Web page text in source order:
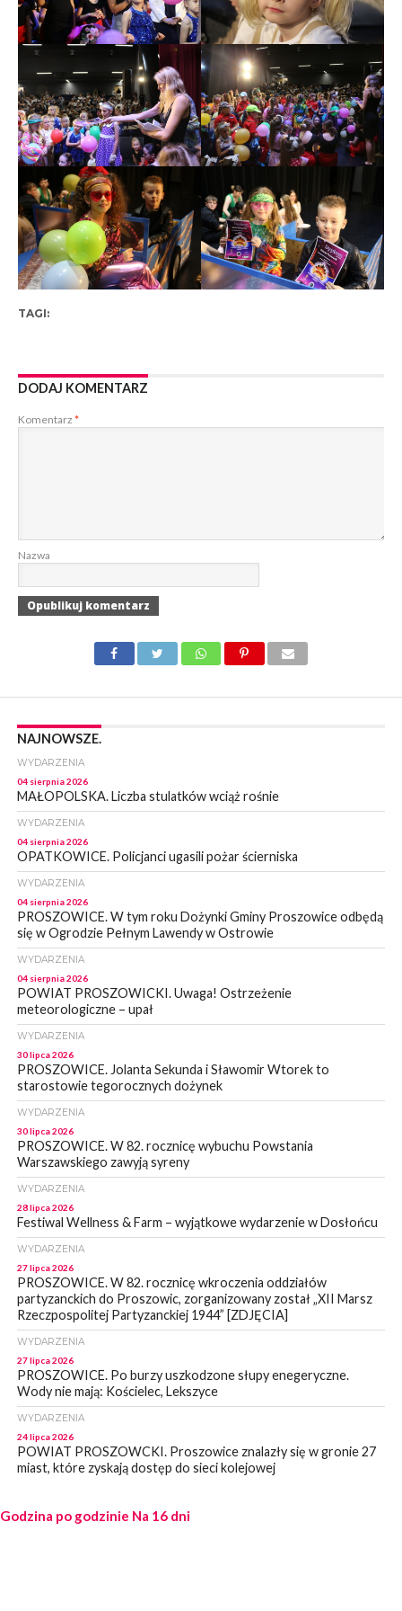
TAGI:
DODAJ KOMENTARZ
Komentarz *
Nazwa
NAJNOWSZE.
WYDARZENIA
04 sierpnia 2026
MAŁOPOLSKA. Liczba stulatków wciąż rośnie
WYDARZENIA
04 sierpnia 2026
OPATKOWICE. Policjanci ugasili pożar ścierniska
WYDARZENIA
04 sierpnia 2026
PROSZOWICE. W tym roku Dożynki Gminy Proszowice odbędą
się w Ogrodzie Pełnym Lawendy w Ostrowie
WYDARZENIA
04 sierpnia 2026
POWIAT PROSZOWICKI. Uwaga! Ostrzeżenie
meteorologiczne – upał
WYDARZENIA
30 lipca 2026
PROSZOWICE. Jolanta Sekunda i Sławomir Wtorek to
starostowie tegorocznych dożynek
WYDARZENIA
30 lipca 2026
PROSZOWICE. W 82. rocznicę wybuchu Powstania
Warszawskiego zawyją syreny
WYDARZENIA
28 lipca 2026
Festiwal Wellness & Farm – wyjątkowe wydarzenie w Dosłońcu
WYDARZENIA
27 lipca 2026
PROSZOWICE. W 82. rocznicę wkroczenia oddziałów
partyzanckich do Proszowic, zorganizowany został „XII Marsz
Rzeczpospolitej Partyzanckiej 1944” [ZDJĘCIA]
WYDARZENIA
27 lipca 2026
PROSZOWICE. Po burzy uszkodzone słupy enegeryczne.
Wody nie mają: Kościelec, Lekszyce
WYDARZENIA
24 lipca 2026
POWIAT PROSZOWCKI. Proszowice znalazły się w gronie 27
miast, które zyskają dostęp do sieci kolejowej
23 lipca 2026
POWIAT PROSZOWICE. Obchody Święta Policji w
Godzina po godzinie Na 16 dni